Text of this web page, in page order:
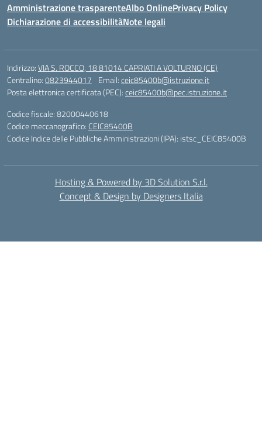
Amministrazione trasparenteAlbo OnlinePrivacy Policy
Dichiarazione di accessibilitàNote legali
Indirizzo:VIA S. ROCCO, 18 81014 CAPRIATI A VOLTURNO (CE)
Centralino:0823944017 Email:ceic85400b@istruzione.it
Posta elettronica certificata (PEC):ceic85400b@pec.istruzione.it
Codice fiscale: 82000440618
Codice meccanografico: CEIC85400B
Codice Indice delle Pubbliche Amministrazioni (IPA): istsc_CEIC85400B
Hosting & Powered by 3D Solution S.r.l.
Concept & Design by Designers Italia